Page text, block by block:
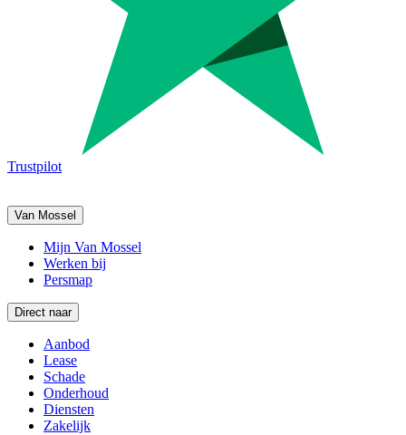
Trustpilot
Van Mossel
Mijn Van Mossel
Werken bij
Persmap
Direct naar
Aanbod
Lease
Schade
Onderhoud
Diensten
Zakelijk